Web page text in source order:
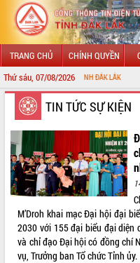
TRANG CHỦ CHÍNH QUYỀN
Thứ sáu, 07/08/2026
TIN ĐIỆN TỬ TỈNH ĐẮK LẮK
GIỚI THIỆU
LÃNH ĐẠO UBND TỈNH
TIN TỨC SỰ KIỆN
SỞ, BAN, NGÀNH
UBND CÁC XÃ, PHƯỜNG
THÔNG TIN CHỈ ĐẠO ĐIỀU HÀNH
TIN TỨC SỰ KIỆN
M’Droh khai mạc Đại hội đại
2030 với 155 đại biểu đại diện
và chỉ đạo Đại hội có đồng chí
vụ, Trưởng ban Tổ chức Tỉnh ủy.